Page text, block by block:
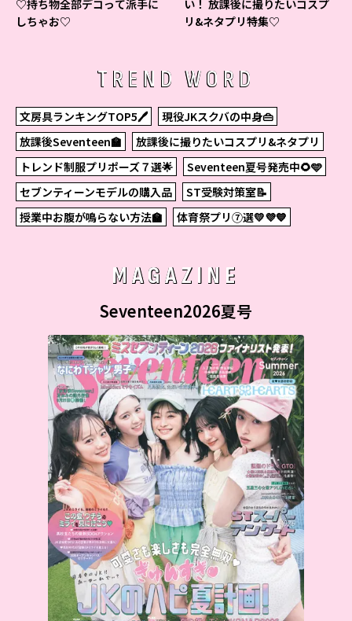
♡持ち物全部デコって派手に
しちゃお♡
い！ 放課後に撮りたいコスプ
リ&ネタプリ特集♡
TREND WORD
文房具ランキングTOP5🖊
現役JKスクバの中身👜
放課後Seventeen🏫
放課後に撮りたいコスプリ&ネタプリ
トレンド制服プリポーズ７選🌟
Seventeen夏号発売中🌻🩵
セブンティーンモデルの購入品
ST受験対策室📝
授業中お腹が鳴らない方法🏫
体育祭プリ⑦選💛💜💙
MAGAZINE
Seventeen2026夏号